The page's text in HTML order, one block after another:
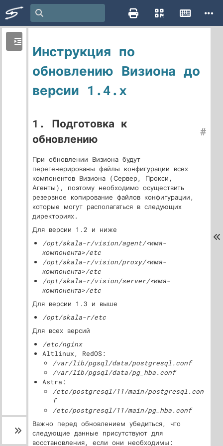
Инструкция по
обновлению Визиона до
версии 1.4.x
1. Подготовка к
обновлению
#
При обновлении Визиона будут
перегенерированы файлы конфигурации всех
компонентов Визиона (Сервер, Прокси,
Агенты), поэтому необходимо осуществить
резервное копирование файлов конфигурации,
которые могут располагаться в следующих
директориях.
Для версии 1.2 и ниже
/opt/skala-r/vision/agent/<имя-
компонента>/etc
/opt/skala-r/vision/proxy/<имя-
компонента>/etc
/opt/skala-r/vision/server/<имя-
компонента>/etc
Для версии 1.3 и выше
/opt/skala-r/etc
Для всех версий
/etc/nginx
Altlinux, RedOS:
/var/lib/pgsql/data/postgresql.conf
/var/lib/pgsql/data/pg_hba.conf
Astra:
/etc/postgresql/11/main/postgresql.con
f
/etc/postgresql/11/main/pg_hba.conf
Важно перед обновлением убедиться, что
следующие данные присутствуют для
восстановления, если они необходимы: